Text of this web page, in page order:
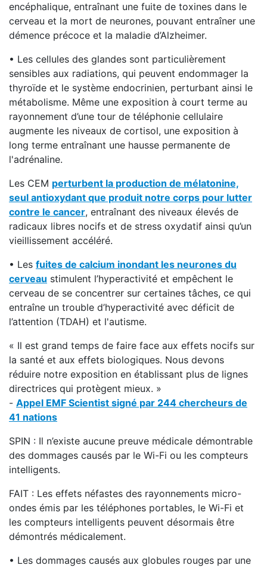
encéphalique, entraînant une fuite de toxines dans le
cerveau et la mort de neurones, pouvant entraîner une
démence précoce et la maladie d’Alzheimer.
• Les cellules des glandes sont particulièrement
sensibles aux radiations, qui peuvent endommager la
thyroïde et le système endocrinien, perturbant ainsi le
métabolisme. Même une exposition à court terme au
rayonnement d’une tour de téléphonie cellulaire
augmente les niveaux de cortisol, une exposition à
long terme entraînant une hausse permanente de
l'adrénaline.
Les CEM perturbent la production de mélatonine,
seul antioxydant que produit notre corps pour lutter
contre le cancer, entraînant des niveaux élevés de
radicaux libres nocifs et de stress oxydatif ainsi qu’un
vieillissement accéléré.
• Les fuites de calcium inondant les neurones du
cerveau stimulent l’hyperactivité et empêchent le
cerveau de se concentrer sur certaines tâches, ce qui
entraîne un trouble d’hyperactivité avec déficit de
l’attention (TDAH) et l'autisme.
« Il est grand temps de faire face aux effets nocifs sur
la santé et aux effets biologiques. Nous devons
réduire notre exposition en établissant plus de lignes
directrices qui protègent mieux. »
- Appel EMF Scientist signé par 244 chercheurs de
41 nations
SPIN : Il n’existe aucune preuve médicale démontrable
des dommages causés par le Wi-Fi ou les compteurs
intelligents.
FAIT : Les effets néfastes des rayonnements micro-
ondes émis par les téléphones portables, le Wi-Fi et
les compteurs intelligents peuvent désormais être
démontrés médicalement.
• Les dommages causés aux globules rouges par une